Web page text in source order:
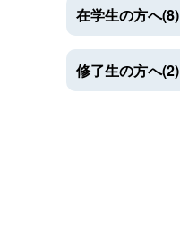
在学生の方へ(8)
修了生の方へ(2)